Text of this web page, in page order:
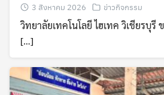
Search
for:
3 สิงหาคม 2026 ข่าวกิจกรรม
วิทยาลัยเทคโนโลยี ไฮเทค วิเชียรบุ
[…]